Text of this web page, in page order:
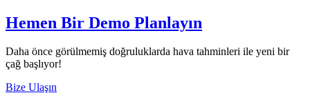
Hemen Bir Demo Planlayın
Daha önce görülmemiş doğruluklarda hava tahminleri ile yeni bir
çağ başlıyor!
Bize Ulaşın